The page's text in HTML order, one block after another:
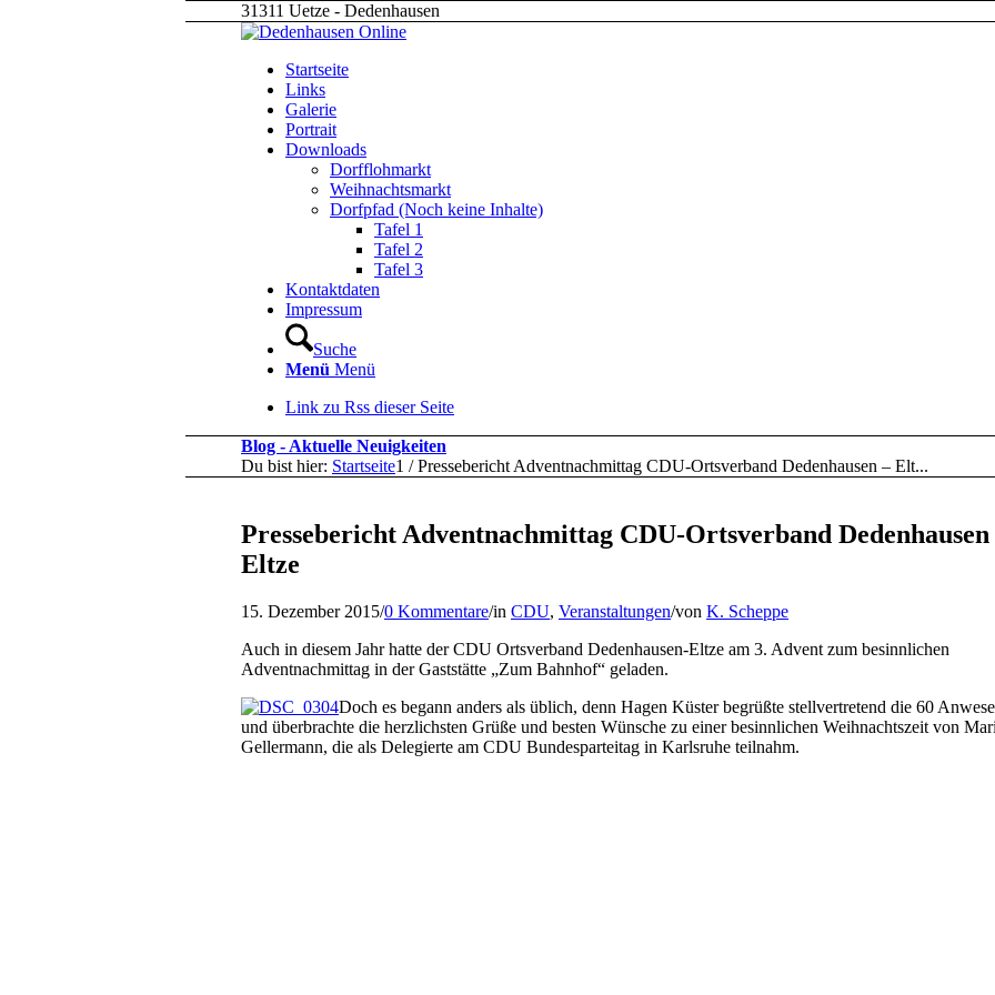
31311 Uetze - Dedenhausen
Startseite
Links
Galerie
Portrait
Downloads
Dorfflohmarkt
Weihnachtsmarkt
Dorfpfad (Noch keine Inhalte)
Tafel 1
Tafel 2
Tafel 3
Kontaktdaten
Impressum
Suche
Menü Menü
Link zu Rss dieser Seite
Blog - Aktuelle Neuigkeiten
Du bist hier: Startseite1 / Pressebericht Adventnachmittag CDU-Ortsverband Dedenhausen – Elt...
Pressebericht Adventnachmittag CDU-Ortsverband Dedenhausen
Eltze
15. Dezember 2015/0 Kommentare/in CDU, Veranstaltungen/von K. Scheppe
Auch in diesem Jahr hatte der CDU Ortsverband Dedenhausen-Eltze am 3. Advent zum besinnlichen
Adventnachmittag in der Gaststätte „Zum Bahnhof“ geladen.
Doch es begann anders als üblich, denn Hagen Küster begrüßte stellvertretend die 60
und überbrachte die herzlichsten Grüße und besten Wünsche zu einer besinnlichen Weihnachtszeit von
Gellermann, die als Delegierte am CDU Bundesparteitag in Karlsruhe teilnahm.